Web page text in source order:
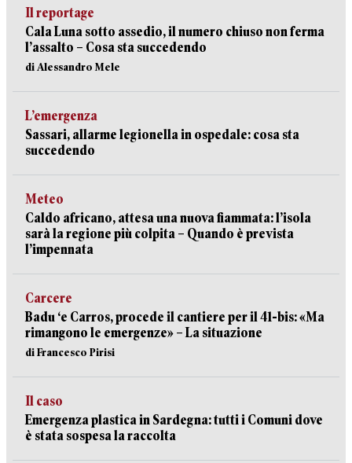
Il reportage
Cala Luna sotto assedio, il numero chiuso non ferma
l’assalto – Cosa sta succedendo
di Alessandro Mele
L’emergenza
Sassari, allarme legionella in ospedale: cosa sta
succedendo
Meteo
Caldo africano, attesa una nuova fiammata: l’isola
sarà la regione più colpita – Quando è prevista
l’impennata
Carcere
Badu ‘e Carros, procede il cantiere per il 41-bis: «Ma
rimangono le emergenze» – La situazione
di Francesco Pirisi
Il caso
Emergenza plastica in Sardegna: tutti i Comuni dove
è stata sospesa la raccolta